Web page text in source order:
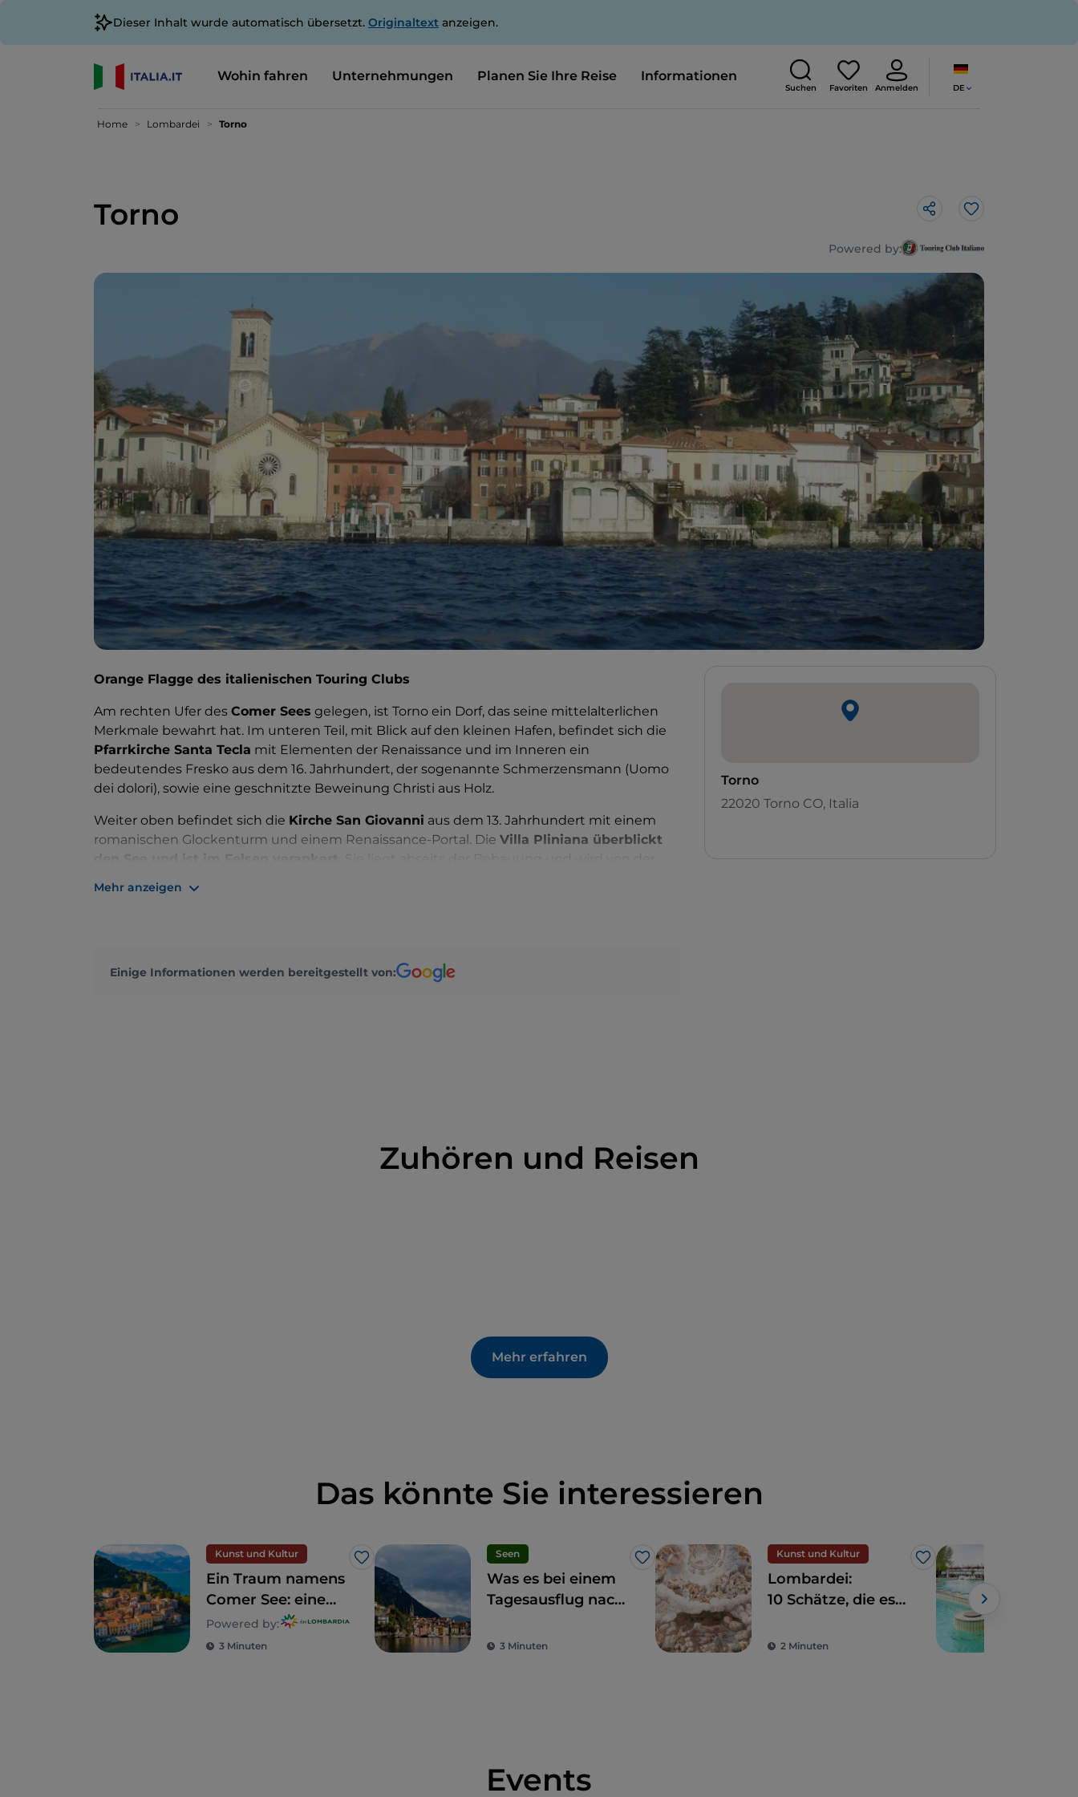
Dieser Inhalt wurde automatisch übersetzt. Originaltext anzeigen.
Wohin fahren Unternehmungen Planen Sie Ihre Reise Informationen
Suchen Favoriten Anmelden DE
Home Lombardei Torno
Torno Like
Powered by:
Orange Flagge des italienischen Touring Clubs
Am rechten Ufer des Comer Sees gelegen, ist Torno ein Dorf, das seine mittelalterlichen
Merkmale bewahrt hat. Im unteren Teil, mit Blick auf den kleinen Hafen, befindet sich die
Pfarrkirche Santa Tecla mit Elementen der Renaissance und im Inneren ein
bedeutendes Fresko aus dem 16. Jahrhundert, der sogenannte Schmerzensmann (Uomo
dei dolori), sowie eine geschnitzte Beweinung Christi aus Holz.
Weiter oben befindet sich die Kirche San Giovanni aus dem 13. Jahrhundert mit einem
romanischen Glockenturm und einem Renaissance-Portal. Die Villa Pliniana überblickt
den See und ist im Felsen verankert.
besucht, der aufgrund eines charakteristischen geologischen Phänomens mit
Beispiel Agone, Felchen und Barsch, frittiert oder mariniert.
Mehr anzeigen
Einige Informationen werden bereitgestellt von:
Torno
22020 Torno CO, Italia
Zuhören und Reisen
Mehr erfahren
Das könnte Sie interessieren
Kunst und Kultur
Like
Ein Traum namens
Comer See: eine
Entdeckungsreise
zu
Powered by:
3 Minuten
Seen
Like
Was es bei einem
Tagesausflug nach
gibt: 7
3 Minuten
Kunst und Kultur
Like
Lombardei:
10 Schätze, die es
und Umgebung zu
2 Minuten
Events